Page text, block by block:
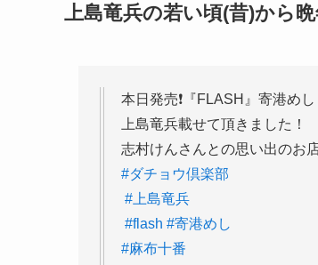
上島竜兵の若い頃(昔)から
本日発売❗⁡『FLASH』寄港めし⁡
⁡上島竜兵載せて頂きました！⁡
志村けんさんとの思い出のお
#ダチョウ倶楽部
#上島竜兵
#flash #寄港めし
#麻布十番